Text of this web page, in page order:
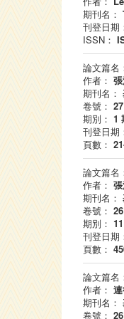
期刊名：
刊登日期
ISSN：
論文篇名
作者：
期刊名：
卷號： 27
期別： 1
刊登日期
頁數：
論文篇名
作者：
期刊名：
卷號： 26
期別： 11
刊登日期
頁數：
論文篇名
作者：
期刊名：
卷號： 26